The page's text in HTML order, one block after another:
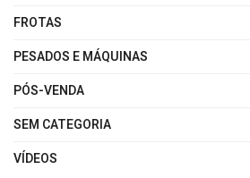
FROTAS
PESADOS E MÁQUINAS
PÓS-VENDA
SEM CATEGORIA
VÍDEOS